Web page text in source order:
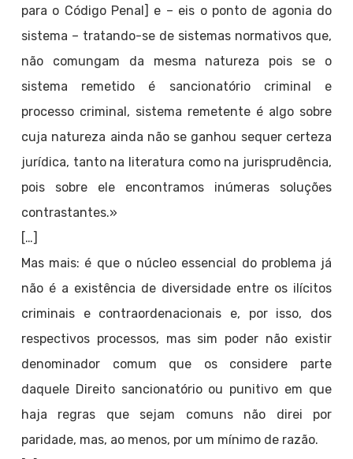
para o Código Penal] e – eis o ponto de agonia do
sistema – tratando-se de sistemas normativos que,
não comungam da mesma natureza pois se o
sistema remetido é sancionatório criminal e
processo criminal, sistema remetente é algo sobre
cuja natureza ainda não se ganhou sequer certeza
jurídica, tanto na literatura como na jurisprudência,
pois sobre ele encontramos inúmeras soluções
contrastantes.»
[…]
Mas mais: é que o núcleo essencial do problema já
não é a existência de diversidade entre os ilícitos
criminais e contraordenacionais e, por isso, dos
respectivos processos, mas sim poder não existir
denominador comum que os considere parte
daquele Direito sancionatório ou punitivo em que
haja regras que sejam comuns não direi por
paridade, mas, ao menos, por um mínimo de razão.